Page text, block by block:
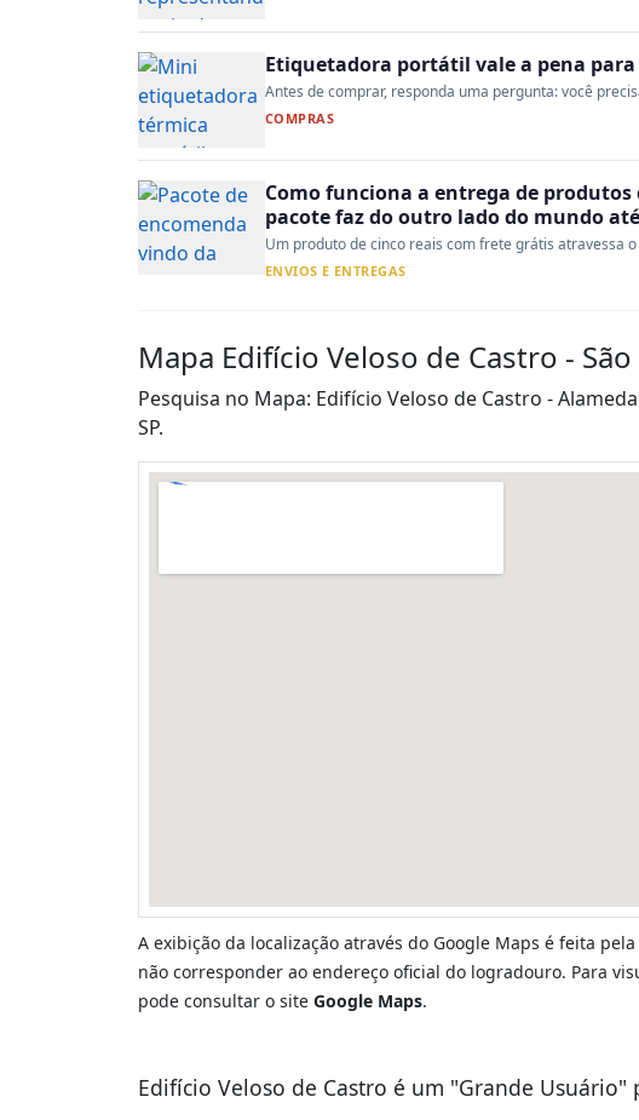
Etiquetadora portátil vale a pena
Antes de comprar, responda uma pergunta: você
COMPRAS
Como funciona a entrega de
pacote faz do outro lado do mundo
Um produto de cinco reais com frete grátis atravessa
ENVIOS E ENTREGAS
Mapa Edifício Veloso de Castro - São
Pesquisa no Mapa: Edifício Veloso de Castro -
SP.
A exibição da localização através do Google Maps é feita
não corresponder ao endereço oficial do logradouro. Para
pode consultar o site Google Maps.
Edifício Veloso de Castro é um "Grande Usuário"